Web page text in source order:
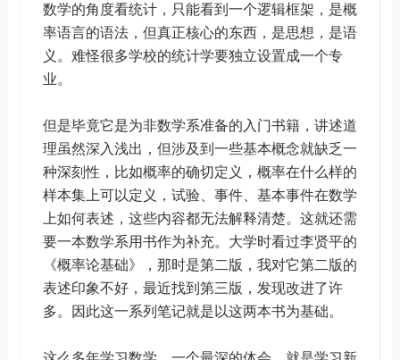
数学的角度看统计，只能看到一个逻辑框架，是概
率语言的语法，但真正核心的东西，是思想，是语
义。难怪很多学校的统计学要独立设置成一个专
业。
但是毕竟它是为非数学系准备的入门书籍，讲述道
理虽然深入浅出，但涉及到一些基本概念就缺乏一
种深刻性，比如概率的确切定义，概率在什么样的
样本集上可以定义，试验、事件、基本事件在数学
上如何表述，这些内容都无法解释清楚。这就还需
要一本数学系用书作为补充。大学时看过李贤平的
《概率论基础》，那时是第二版，我对它第二版的
表述印象不好，最近找到第三版，发现改进了许
多。因此这一系列笔记就是以这两本书为基础。